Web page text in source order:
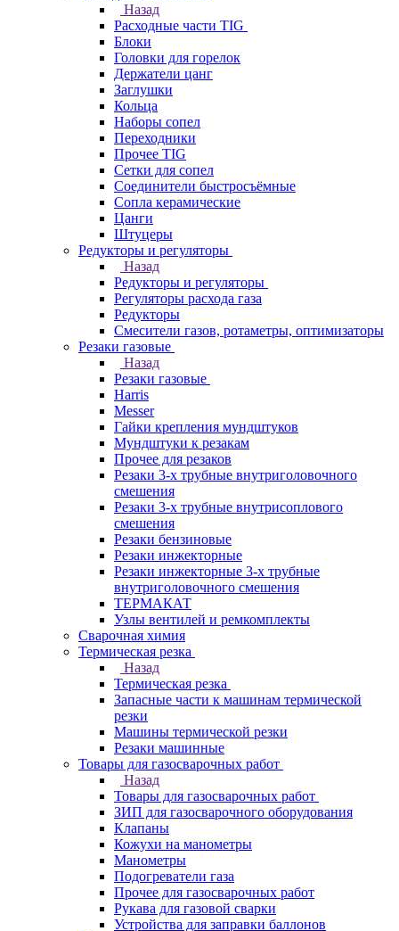
Назад
Расходные части TIG
Блоки
Головки для горелок
Держатели цанг
Заглушки
Кольца
Наборы сопел
Переходники
Прочее TIG
Сетки для сопел
Соединители быстросъёмные
Сопла керамические
Цанги
Штуцеры
Редукторы и регуляторы
Назад
Редукторы и регуляторы
Регуляторы расхода газа
Редукторы
Смесители газов, ротаметры, оптимизаторы
Резаки газовые
Назад
Резаки газовые
Harris
Messer
Гайки крепления мундштуков
Мундштуки к резакам
Прочее для резаков
Резаки 3-х трубные внутриголовочного
смешения
Резаки 3-х трубные внутрисоплового
смешения
Резаки бензиновые
Резаки инжекторные
Резаки инжекторные 3-х трубные
внутриголовочного смешения
ТЕРМАКАТ
Узлы вентилей и ремкомплекты
Сварочная химия
Термическая резка
Назад
Термическая резка
Запасные части к машинам термической
резки
Машины термической резки
Резаки машинные
Товары для газосварочных работ
Назад
Товары для газосварочных работ
ЗИП для газосварочного оборудования
Клапаны
Кожухи на манометры
Манометры
Подогреватели газа
Прочее для газосварочных работ
Рукава для газовой сварки
Устройства для заправки баллонов